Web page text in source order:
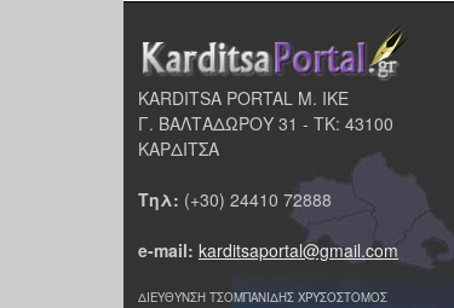
KARDITSA PORTAL Μ. ΙΚΕ
Γ. ΒΑΛΤΑΔΩΡΟΥ 31 - ΤΚ: 43100
ΚΑΡΔΙΤΣΑ
Τηλ: (+30) 24410 72888
e-mail: karditsaportal@gmail.com
ΔΙΕΥΘΥΝΣΗ ΤΣΟΜΠΑΝΙΔΗΣ ΧΡΥΣΟΣΤΟΜΟΣ